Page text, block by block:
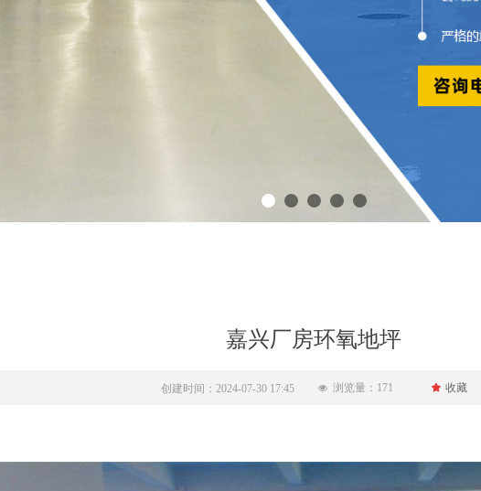
嘉兴厂房环氧地坪
创建时间： 2024-07-30 17:45 넶 浏览量： 171 끄 收藏